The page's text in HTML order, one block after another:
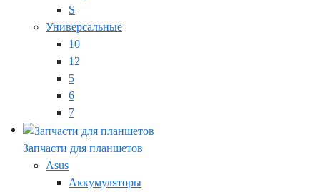
S
Универсальные
10
12
5
6
7
Запчасти для планшетов
Asus
Аккумуляторы